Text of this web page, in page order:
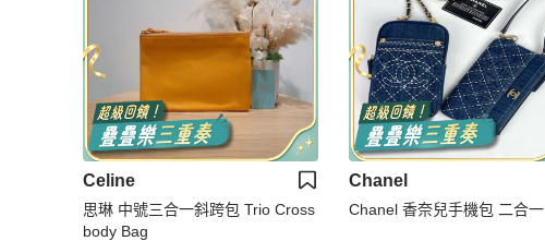
Celine
思琳 中號三合一斜跨包 Trio Cross
body Bag
Chanel
Chanel 香奈兒手機包 二合一